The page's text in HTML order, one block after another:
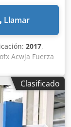
Llamar
2017,
Acwja Fuerza
Clasificado